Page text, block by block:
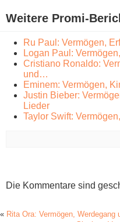
Weitere Promi-
Ru Paul: Vermögen,
Logan Paul:
Cristiano Ronaldo:
und…
Eminem: Vermögen,
Justin Bieber:
Lieder
Taylor Swift:
Die Kommentare sind
« Rita Ora: Vermögen, Werdegang